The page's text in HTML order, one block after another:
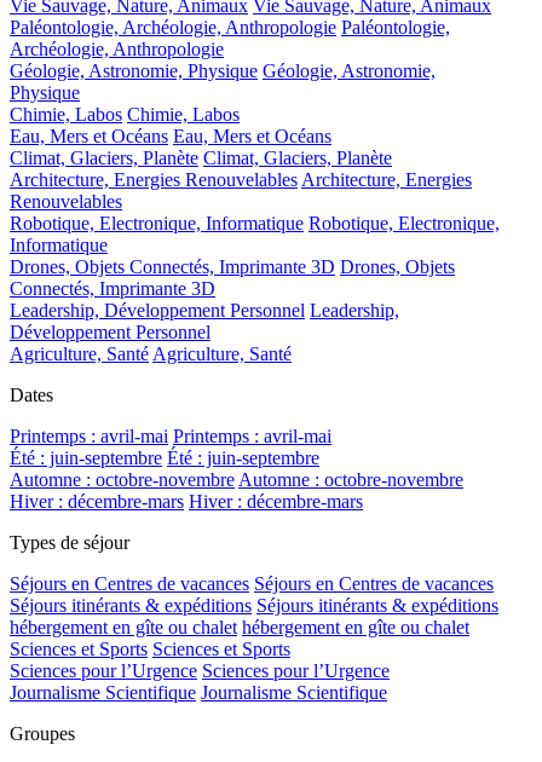
Vie Sauvage, Nature, Animaux Vie Sauvage, Nature, Animaux
Paléontologie, Archéologie, Anthropologie Paléontologie,
Archéologie, Anthropologie
Géologie, Astronomie, Physique Géologie, Astronomie,
Physique
Chimie, Labos Chimie, Labos
Eau, Mers et Océans Eau, Mers et Océans
Climat, Glaciers, Planète Climat, Glaciers, Planète
Architecture, Energies Renouvelables Architecture, Energies
Renouvelables
Robotique, Electronique, Informatique Robotique, Electronique,
Informatique
Drones, Objets Connectés, Imprimante 3D Drones, Objets
Connectés, Imprimante 3D
Leadership, Développement Personnel Leadership,
Développement Personnel
Agriculture, Santé Agriculture, Santé
Dates
Printemps : avril-mai Printemps : avril-mai
Été : juin-septembre Été : juin-septembre
Automne : octobre-novembre Automne : octobre-novembre
Hiver : décembre-mars Hiver : décembre-mars
Types de séjour
Séjours en Centres de vacances Séjours en Centres de vacances
Séjours itinérants & expéditions Séjours itinérants & expéditions
hébergement en gîte ou chalet hébergement en gîte ou chalet
Sciences et Sports Sciences et Sports
Sciences pour l’Urgence Sciences pour l’Urgence
Journalisme Scientifique Journalisme Scientifique
Groupes